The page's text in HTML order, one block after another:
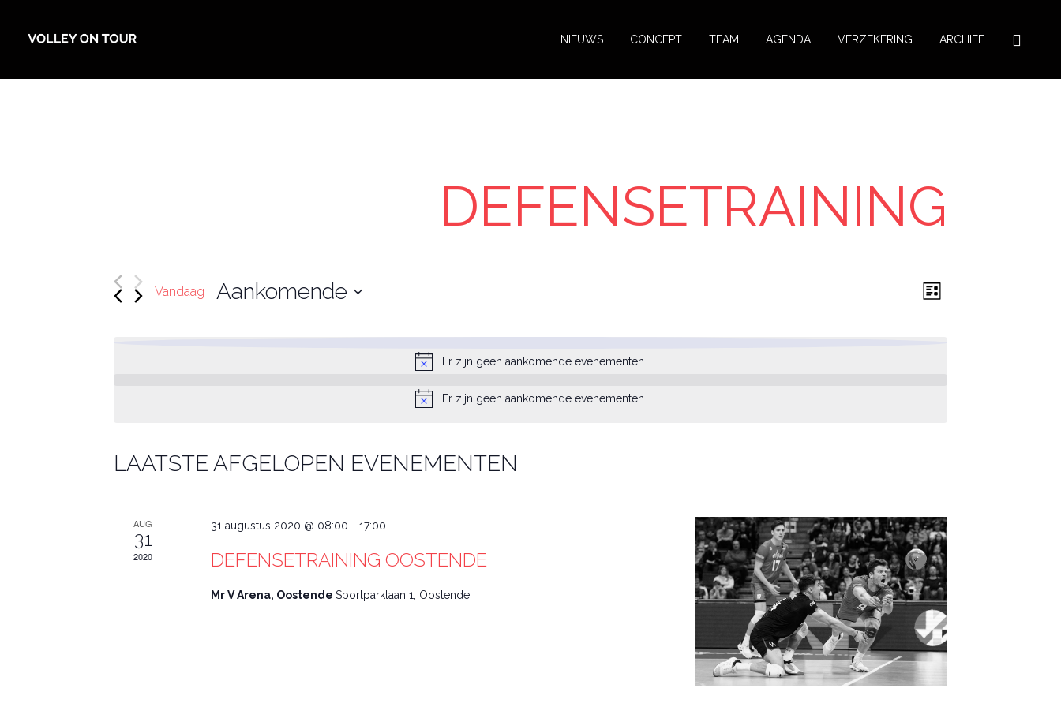
NIEUWS CONCEPT TEAM AGENDA VERZEKERING ARCHIEF
Er zijn geen aankomende evenementen.
Er zijn geen aankomende evenementen.
DEFENSETRAINING
EVENEMENT
Lijst
Vandaag Aankomende
een
LAATSTE AFGELOPEN EVENEMENTEN
AUG
31
2020
31 augustus 2020 @ 08:00 - 17:00
DEFENSETRAINING OOSTENDE
Mr V Arena, Oostende Sportparklaan 1, Oostende